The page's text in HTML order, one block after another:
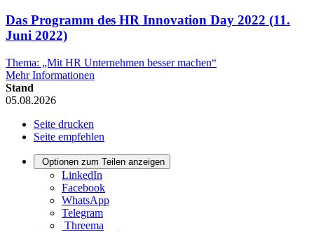
Das Programm des HR Innovation Day 2022 (11.
Juni 2022)
Thema: „Mit HR Unternehmen besser machen“
Mehr Informationen
Stand
05.08.2026
Seite drucken
Seite empfehlen
Optionen zum Teilen anzeigen
LinkedIn
Facebook
WhatsApp
Telegram
Threema